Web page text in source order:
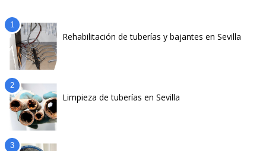
Rehabilitación de tuberías y bajantes en Sevilla
Limpieza de tuberías en Sevilla